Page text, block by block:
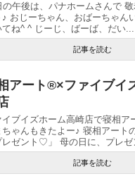
の午後は、パナホームさんで
♪ おじーちゃん、おばーちゃん
てね^ ^ じーじ、ばーば、だい...
記事を読む
アート®︎×ファイブイ
イブイズホーム高崎店で寝相ア
ちゃんもきたよー♪ 寝相アート
レゼント♡」 母の日に、プレ
記事を読む